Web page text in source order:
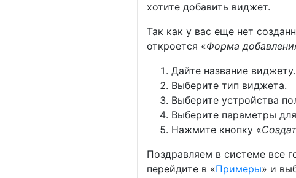
хотите добавить виджет.
Так как у вас еще нет
откроется «Форма
Дайте название виджету.
Выберите тип виджета.
Выберите устройства
Выберите параметры
Нажмите кнопку «
Поздравляем в системе все
перейдите в «Примеры» и